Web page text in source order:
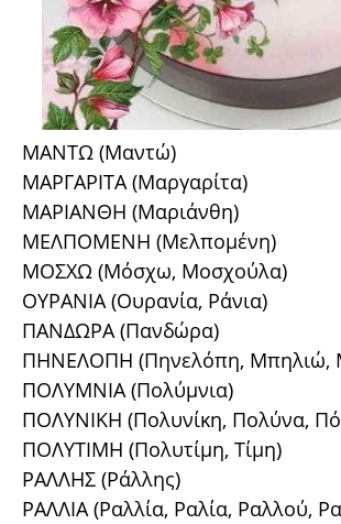
ΜΑΝΤΩ (Μαντώ)
ΜΑΡΓΑΡΙΤΑ (Μαργαρίτα)
ΜΑΡΙΑΝΘΗ (Μαριάνθη)
ΜΕΛΠΟΜΕΝΗ (Μελπομένη)
ΜΟΣΧΩ (Μόσχω, Μοσχούλα)
ΟΥΡΑΝΙΑ (Ουρανία, Ράνια)
ΠΑΝΔΩΡΑ (Πανδώρα)
ΠΗΝΕΛΟΠΗ (Πηνελόπη, Μπηλιώ,
ΠΟΛΥΜΝΙΑ (Πολύμνια)
ΠΟΛΥΝΙΚΗ (Πολυνίκη, Πολύνα,
ΠΟΛΥΤΙΜΗ (Πολυτίμη, Τίμη)
ΡΑΛΛΗΣ (Ράλλης)
ΡΑΛΛΙΑ (Ραλλία, Ραλία, Ραλλού,